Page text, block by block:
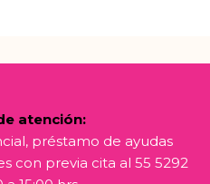
atención:
préstamo de ayudas
con previa cita al 55 5292